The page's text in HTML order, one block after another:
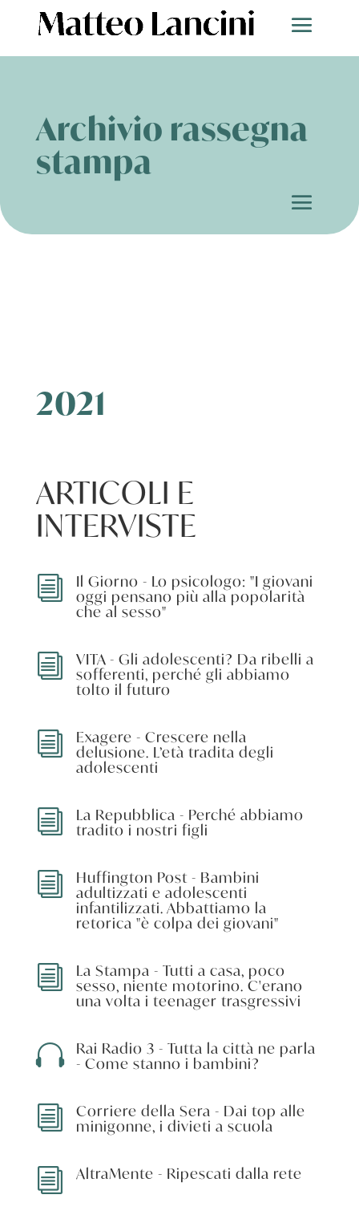
Archivio rassegna
stampa
2021
ARTICOLI E
INTERVISTE
i Il Giorno - Lo psicologo: "I giovani
oggi pensano più alla popolarità
che al sesso"
i VITA - Gli adolescenti? Da ribelli a
sofferenti, perché gli abbiamo
tolto il futuro
i Exagere - Crescere nella
delusione. L’età tradita degli
adolescenti
i La Repubblica - Perché abbiamo
tradito i nostri figli
i Huffington Post - Bambini
adultizzati e adolescenti
infantilizzati. Abbattiamo la
retorica "è colpa dei giovani"
i La Stampa - Tutti a casa, poco
sesso, niente motorino. C'erano
una volta i teenager trasgressivi
 Rai Radio 3 - Tutta la città ne parla
- Come stanno i bambini?
i Corriere della Sera - Dai top alle
minigonne, i divieti a scuola
i AltraMente - Ripescati dalla rete